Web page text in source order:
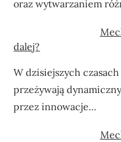
oraz wytwarzaniem
dalej?
W dzisiejszych
przeżywają
przez innowacje…